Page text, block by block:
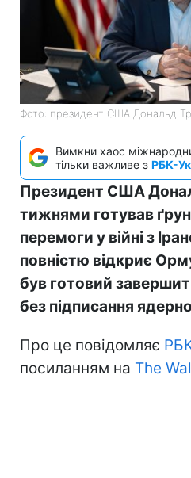
Фото: президент США Дональд
Вимкни хаос
тільки важливе з РБК-
Президент США
тижнями готував
перемоги у війні з
повністю відкриє
був готовий
без підписання
Про це повідомляє
посиланням на The